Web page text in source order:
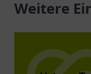
Weitere